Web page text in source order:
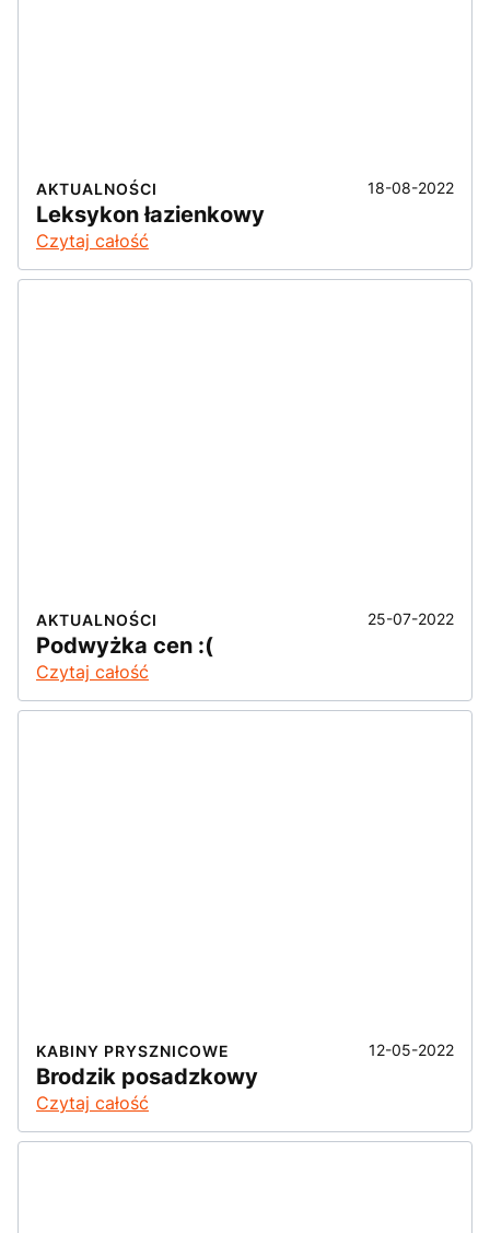
AKTUALNOŚCI 18-08-2022
Leksykon łazienkowy
Czytaj całość
AKTUALNOŚCI 25-07-2022
Podwyżka cen :(
Czytaj całość
KABINY PRYSZNICOWE 12-05-2022
Brodzik posadzkowy
Czytaj całość
Zostaw swój numer telefonu.
Oddzwonimy w najbliższy dzień roboczy
(pracujemy od pn. do pt. w godz. 8:30-15:30).